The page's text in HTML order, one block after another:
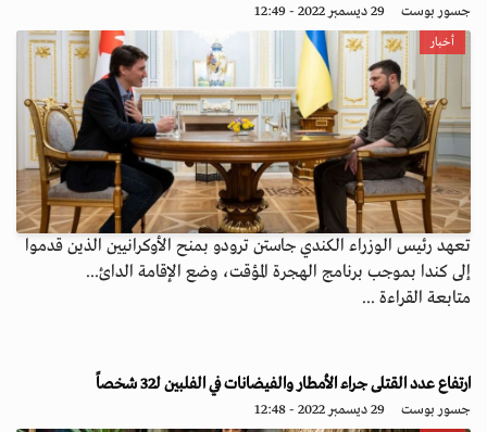
جسور بوست 29 ديسمبر 2022 - 12:49
أخبار
تعهد رئيس الوزراء الكندي جاستن ترودو بمنح الأوكرانيين الذين قدموا
إلى كندا بموجب برنامج الهجرة المؤقت، وضع الإقامة الدائ...
متابعة القراءة ...
ارتفاع عدد القتلى جراء الأمطار والفيضانات في الفلبين لـ32 شخصاً
جسور بوست 29 ديسمبر 2022 - 12:48